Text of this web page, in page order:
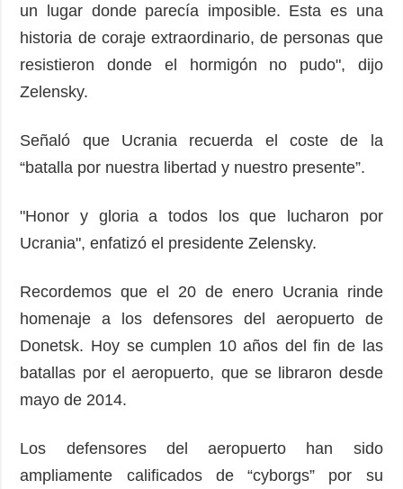
un lugar donde parecía imposible. Esta es una
historia de coraje extraordinario, de personas que
resistieron donde el hormigón no pudo", dijo
Zelensky.
Señaló que Ucrania recuerda el coste de la
“batalla por nuestra libertad y nuestro presente”.
"Honor y gloria a todos los que lucharon por
Ucrania", enfatizó el presidente Zelensky.
Recordemos que el 20 de enero Ucrania rinde
homenaje a los defensores del aeropuerto de
Donetsk. Hoy se cumplen 10 años del fin de las
batallas por el aeropuerto, que se libraron desde
mayo de 2014.
Los defensores del aeropuerto han sido
ampliamente calificados de “cyborgs” por su